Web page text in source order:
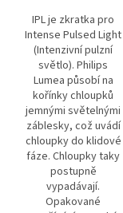
IPL je zkratka pro
Intense Pulsed Light
(Intenzivní pulzní
světlo). Philips
Lumea působí na
kořínky chloupků
jemnými světelnými
záblesky, což uvádí
chloupky do klidové
fáze. Chloupky taky
postupně
vypadávají.
Opakované